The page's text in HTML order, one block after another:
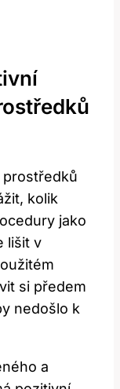
kolik
jako
lišit v
si předem
nedošlo k
a